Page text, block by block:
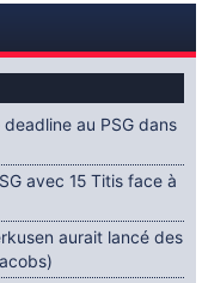
au PSG dans
avec 15 Titis face à
aurait lancé des